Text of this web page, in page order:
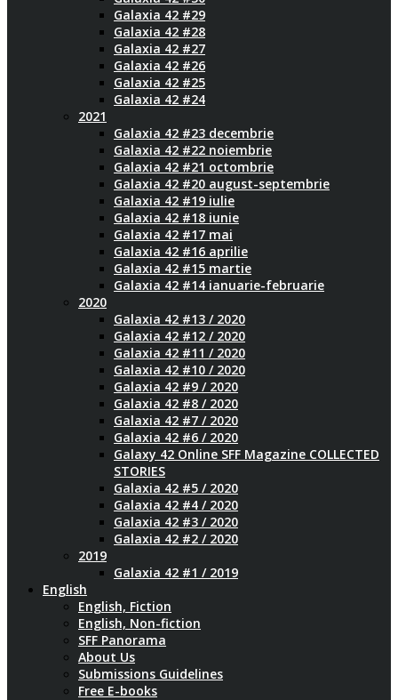
Galaxia 42 #29
Galaxia 42 #28
Galaxia 42 #27
Galaxia 42 #26
Galaxia 42 #25
Galaxia 42 #24
2021
Galaxia 42 #23 decembrie
Galaxia 42 #22 noiembrie
Galaxia 42 #21 octombrie
Galaxia 42 #20 august-septembrie
Galaxia 42 #19 iulie
Galaxia 42 #18 iunie
Galaxia 42 #17 mai
Galaxia 42 #16 aprilie
Galaxia 42 #15 martie
Galaxia 42 #14 ianuarie-februarie
2020
Galaxia 42 #13 / 2020
Galaxia 42 #12 / 2020
Galaxia 42 #11 / 2020
Galaxia 42 #10 / 2020
Galaxia 42 #9 / 2020
Galaxia 42 #8 / 2020
Galaxia 42 #7 / 2020
Galaxia 42 #6 / 2020
Galaxy 42 Online SFF Magazine COLLECTED
STORIES
Galaxia 42 #5 / 2020
Galaxia 42 #4 / 2020
Galaxia 42 #3 / 2020
Galaxia 42 #2 / 2020
2019
Galaxia 42 #1 / 2019
English
English, Fiction
English, Non-fiction
SFF Panorama
About Us
Submissions Guidelines
Free E-books